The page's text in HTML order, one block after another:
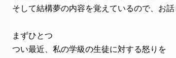
そして結構夢の内容を覚えているので、お
まずひとつ
つい最近、私の学級の生徒に対する怒りを